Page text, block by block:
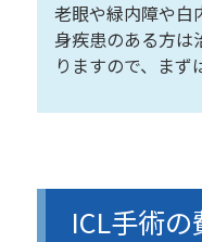
老眼や緑内障や白
身疾患のある方は
りますので、まず
ICL手術の